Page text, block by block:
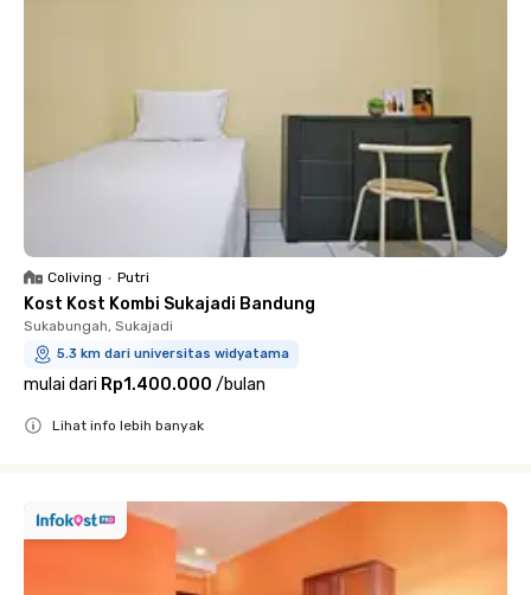
Coliving • Putri
Kost Kost Kombi Sukajadi Bandung
Sukabungah, Sukajadi
5.3 km dari universitas widyatama
mulai dari Rp1.400.000 /bulan
Lihat info lebih banyak